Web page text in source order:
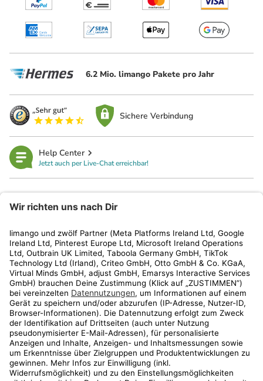
6.2 Mio. limango Pakete pro Jahr
Sichere Verbindung
Help Center
Jetzt auch per Live-Chat erreichbar!
Kundenservice
Shop
Aktionen
Travel